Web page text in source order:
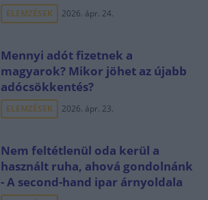
ELEMZÉSEK 2026. ápr. 24.
Mennyi adót fizetnek a
magyarok? Mikor jöhet az újabb
adócsökkentés?
ELEMZÉSEK 2026. ápr. 23.
Nem feltétlenül oda kerül a
használt ruha, ahová gondolnánk
- A second-hand ipar árnyoldala